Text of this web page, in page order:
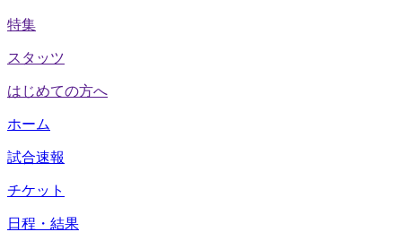
特集
スタッツ
はじめての方へ
ホーム
試合速報
チケット
日程・結果